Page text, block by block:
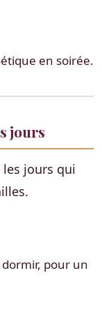
en soirée.
jours
jours qui
pour un